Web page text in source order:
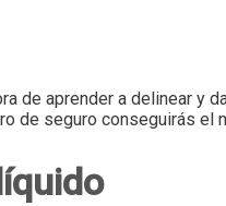
de aprender a delinear y
seguro conseguirás el